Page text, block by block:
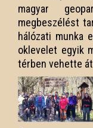
magyar
megbeszélést
hálózati munka
oklevelet egyik
térben vehette